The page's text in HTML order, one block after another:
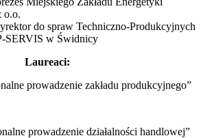
o.o.
do spraw Techniczno-Produkcyjnych
SERVIS w Świdnicy
Laureaci:
prowadzenie zakładu produkcyjnego”
prowadzenie działalności handlowej”